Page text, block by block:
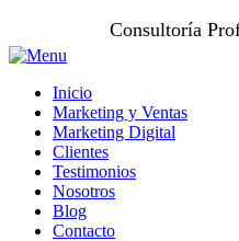
Consultoría
Inicio
Marketing y Ventas
Marketing Digital
Clientes
Testimonios
Nosotros
Blog
Contacto